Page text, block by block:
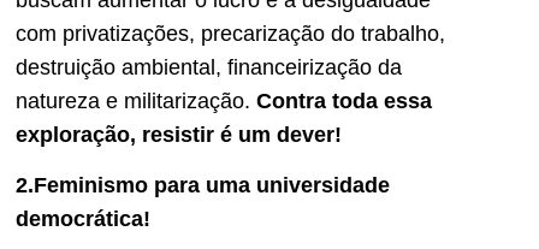
com privatizações, precarização do trabalho,
destruição ambiental, financeirização da
natureza e militarização. Contra toda essa
exploração, resistir é um dever!
2.Feminismo para uma universidade
democrática!